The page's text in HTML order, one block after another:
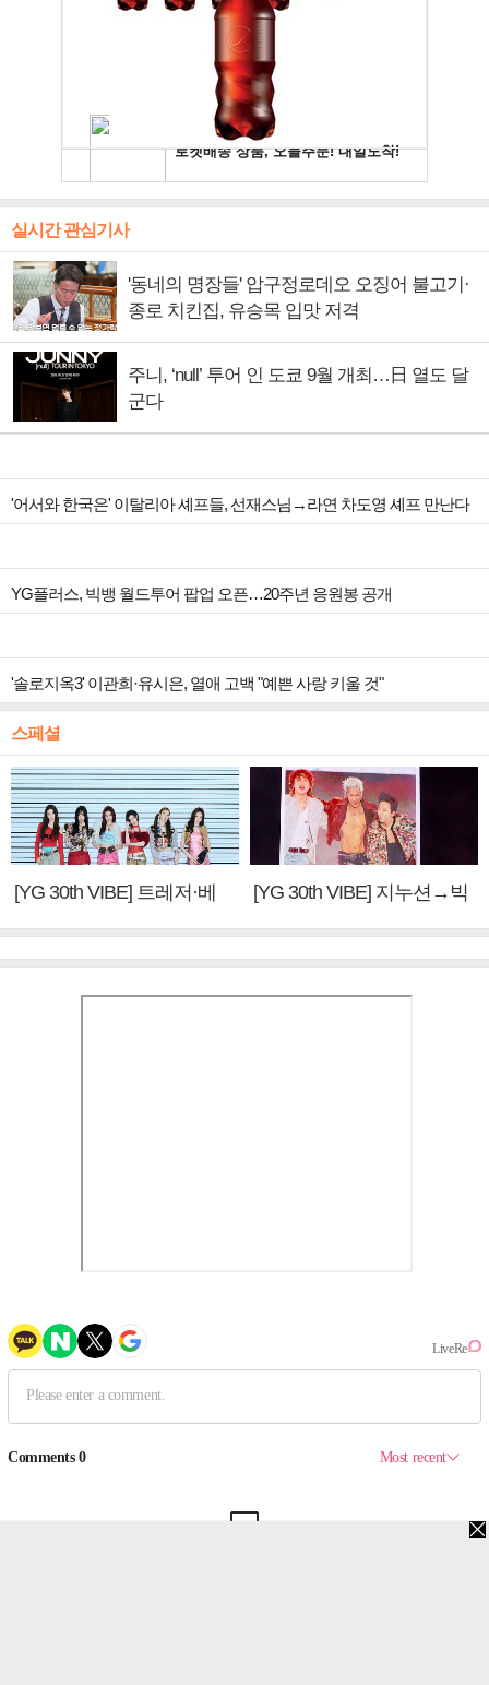
실시간 관심기사
'동네의 명장들' 압구정로데오 오징어 불고기·
종로 치킨집, 유승목 입맛 저격
주니, ‘null’ 투어 인 도쿄 9월 개최…日 열도 달
군다
'어서와 한국은' 이탈리아 셰프들, 선재스님→라연 차도영 셰프 만난다
YG플러스, 빅뱅 월드투어 팝업 오픈…20주년 응원봉 공개
'솔로지옥3' 이관희·유시은, 열애 고백 "예쁜 사랑 키울 것"
스페셜
[YG 30th VIBE] 트레저·베
[YG 30th VIBE] 지누션→빅